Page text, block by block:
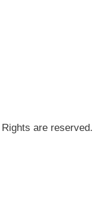
are reserved.